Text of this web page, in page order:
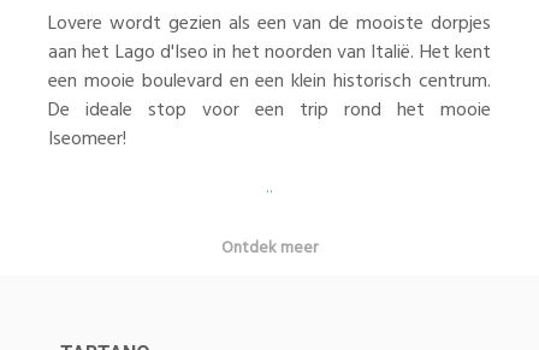
Lovere wordt gezien als een van de mooiste dorpjes
aan het Lago d'Iseo in het noorden van Italië. Het kent
een mooie boulevard en een klein historisch centrum.
De ideale stop voor een trip rond het mooie
Iseomeer!
..
Ontdek meer